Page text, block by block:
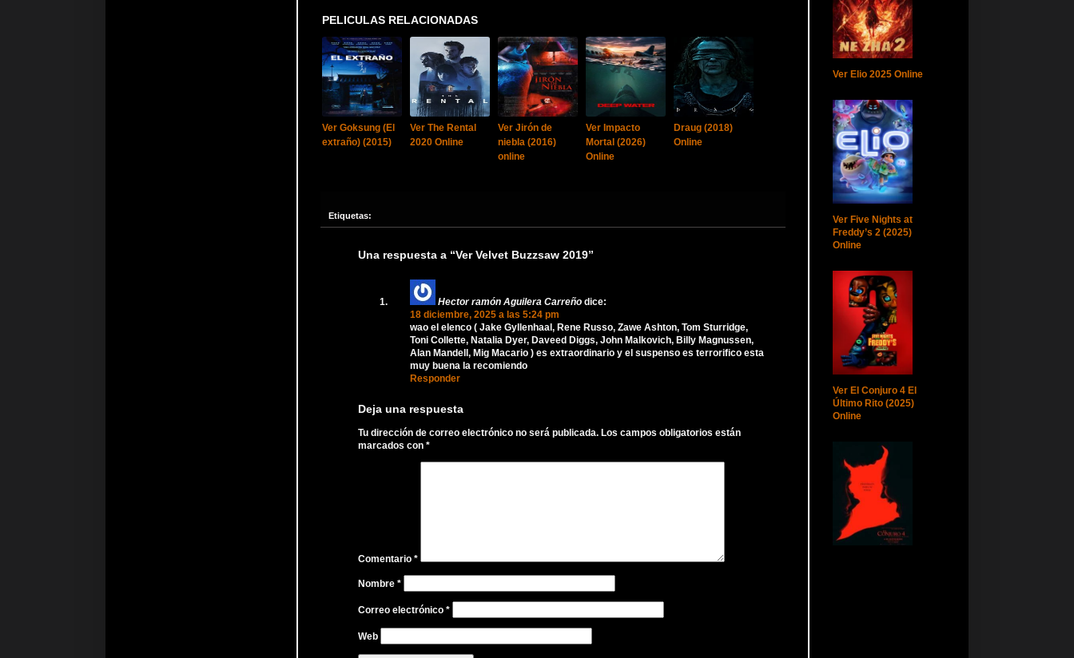
PELICULAS RELACIONADAS
Ver Goksung (El
extraño) (2015)
Ver The Rental
2020 Online
Ver Jirón de
niebla (2016)
online
Ver Impacto
Mortal (2026)
Online
Draug (2018)
Online
Etiquetas:
Una respuesta a “Ver Velvet Buzzsaw 2019”
Hector ramón Aguilera Carreño dice:
18 diciembre, 2025 a las 5:24 pm
wao el elenco ( Jake Gyllenhaal, Rene Russo, Zawe Ashton, Tom Sturridge,
Toni Collette, Natalia Dyer, Daveed Diggs, John Malkovich, Billy Magnussen,
Alan Mandell, Mig Macario ) es extraordinario y el suspenso es terrorifico esta
muy buena la recomiendo
Responder
Deja una respuesta
Tu dirección de correo electrónico no será publicada. Los campos obligatorios están
marcados con *
Comentario *
Nombre *
Correo electrónico *
Web
Ver Elio 2025 Online
Ver Five Nights at
Freddy’s 2 (2025)
Online
Ver El Conjuro 4 El
Último Rito (2025)
Online